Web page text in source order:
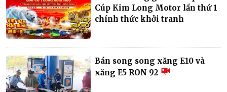
Cúp Kim Long Motor lần thứ 1
chính thức khởi tranh
Bán song song xăng E10 và
xăng E5 RON 92